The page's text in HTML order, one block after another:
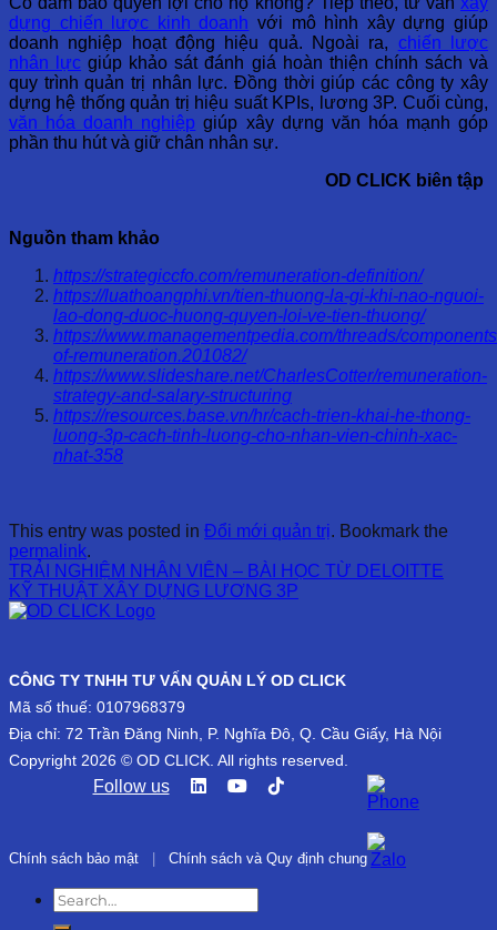
dựng chiến lược kinh doanh với mô hình xây dựng giúp
doanh nghiệp hoạt động hiệu quả. Ngoài ra, chiến lược
nhân lực giúp khảo sát đánh giá hoàn thiện chính sách và
quy trình quản trị nhân lực. Đồng thời giúp các công ty xây
dựng hệ thống quản trị hiệu suất KPIs, lương 3P. Cuối cùng,
văn hóa doanh nghiệp giúp xây dựng văn hóa mạnh góp
phần thu hút và giữ chân nhân sự.
OD CLICK biên tập
Nguồn tham khảo
https://strategiccfo.com/remuneration-definition/
https://luathoangphi.vn/tien-thuong-la-gi-khi-nao-nguoi-
lao-dong-duoc-huong-quyen-loi-ve-tien-thuong/
https://www.managementpedia.com/threads/
of-remuneration.201082/
https://www.slideshare.net/CharlesCotter/remuneration-
strategy-and-salary-structuring
https://resources.base.vn/hr/cach-trien-khai-he-thong-
luong-3p-cach-tinh-luong-cho-nhan-vien-chinh-xac-
nhat-358
This entry was posted in Đổi mới quản trị. Bookmark the
permalink.
TRẢI NGHIỆM NHÂN VIÊN – BÀI HỌC TỪ DELOITTE
KỸ THUẬT XÂY DỰNG LƯƠNG 3P
CÔNG TY TNHH TƯ VẤN QUẢN LÝ OD CLICK
Mã số thuế: 0107968379
Địa chỉ: 72 Trần Đăng Ninh, P. Nghĩa Đô, Q. Cầu Giấy, Hà Nội
Copyright 2026 © OD CLICK. All rights reserved.
Follow us
Chính sách bảo mật Chính sách và Quy định chung